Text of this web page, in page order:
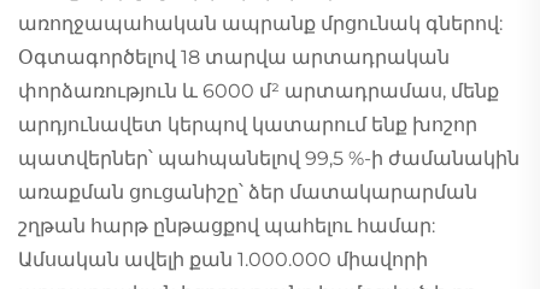
առողջապահական ապրանք մրցունակ գներով:
Օգտագործելով 18 տարվա արտադրական
փորձառություն և 6000 մ² արտադրամաս, մենք
արդյունավետ կերպով կատարում ենք խոշոր
պատվերներ՝ պահպանելով 99,5 %-ի ժամանակին
առաքման ցուցանիշը՝ ձեր մատակարարման
շղթան հարթ ընթացքով պահելու համար:
Ամսական ավելի քան 1.000.000 միավորի